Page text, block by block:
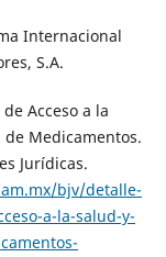
Internacional
S.A.
Acceso a la
Medicamentos.
Jurídicas.
bjv/detalle-
a-la-salud-y-